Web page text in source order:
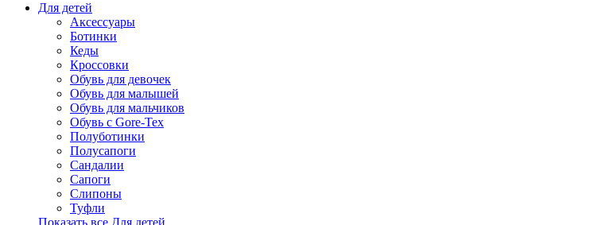
Для детей
Аксессуары
Ботинки
Кеды
Кроссовки
Обувь для девочек
Обувь для малышей
Обувь для мальчиков
Обувь с Gore-Tex
Полуботинки
Полусапоги
Сандалии
Сапоги
Слипоны
Туфли
Показать все Для детей